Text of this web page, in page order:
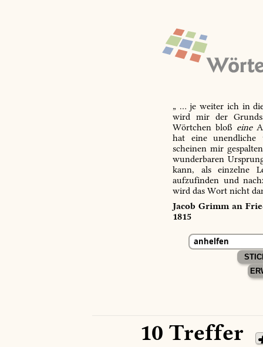
„ … je weiter ich in
wird mir der
Wörtchen bloß eine
hat eine unendliche
scheinen mir
wunderbaren
kann, als einzelne
aufzufinden und
wird das Wort nicht
Jacob Grimm an
1815
10 Treffer